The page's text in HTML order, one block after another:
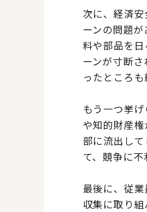
次に、経済
ーンの問題
料や部品を
ーンが寸断
ったところ
もう一つ挙
や知的財産
部に流出し
て、競争に不
最後に、従
収集に取り